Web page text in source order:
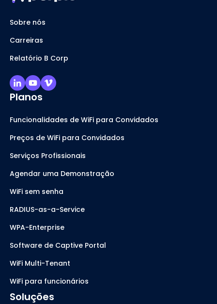
Sobre nós
Carreiras
Relatório B Corp
Planos
Funcionalidades de WiFi para Convidados
Preços de WiFi para Convidados
Serviços Profissionais
Agendar uma Demonstração
WiFi sem senha
RADIUS-as-a-Service
WPA-Enterprise
Software de Captive Portal
WiFi Multi-Tenant
WiFi para funcionários
Soluções